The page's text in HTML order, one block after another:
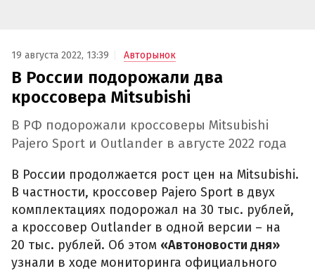
19 августа 2022, 13:39 Авторынок
В России подорожали два
кроссовера Mitsubishi
В РФ подорожали кроссоверы Mitsubishi
Pajero Sport и Outlander в августе 2022 года
В России продолжается рост цен на Mitsubishi.
В частности, кроссовер Pajero Sport в двух
комплектациях подорожал на 30 тыс. рублей,
а кроссовер Outlander в одной версии – на
20 тыс. рублей. Об этом «Автоновости дня»
узнали в ходе мониторинга официального